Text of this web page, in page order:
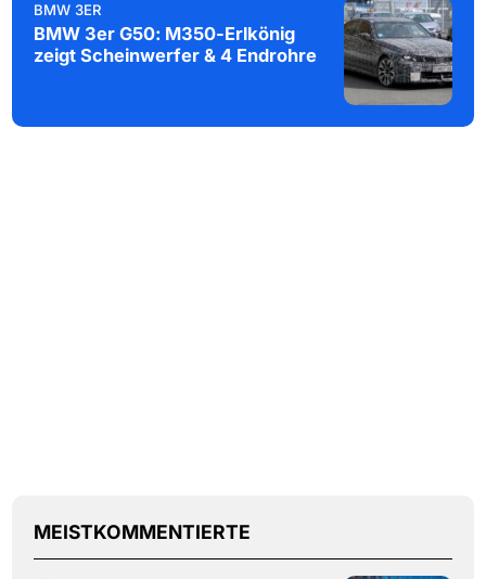
BMW 3ER
BMW 3er G50: M350-Erlkönig
zeigt Scheinwerfer & 4 Endrohre
MEISTKOMMENTIERTE